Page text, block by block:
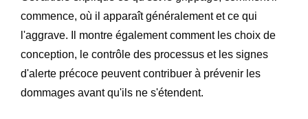
commence, où il apparaît généralement et ce qui
l'aggrave. Il montre également comment les choix de
conception, le contrôle des processus et les signes
d'alerte précoce peuvent contribuer à prévenir les
dommages avant qu'ils ne s'étendent.